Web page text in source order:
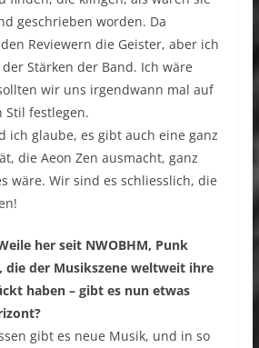
geschrieben worden. Da
Reviewern die Geister, aber ich
Stärken der Band. Ich wäre
wir uns irgendwann mal auf
festlegen.
ich glaube, es gibt auch eine ganz
die Aeon Zen ausmacht, ganz
wäre. Wir sind es schliesslich, die
her seit NWOBHM, Punk
die der Musikszene weltweit ihre
haben – gibt es nun etwas
gibt es neue Musik, und in so